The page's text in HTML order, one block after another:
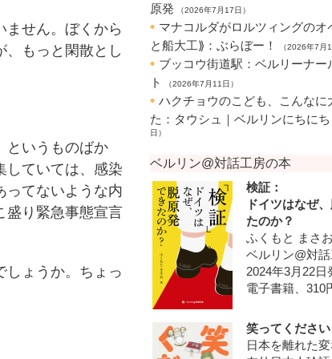
せん。ぼくから
、もっと閑散とし
というものばか
していては、感染
ってないような内
盛り緊急事態宣言
ょうか。ちょっ